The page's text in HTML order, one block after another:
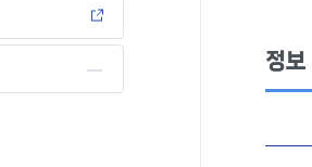
정보